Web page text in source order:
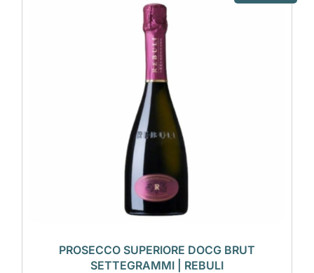
PROSECCO SUPERIORE DOCG BRUT
SETTEGRAMMI | REBULI